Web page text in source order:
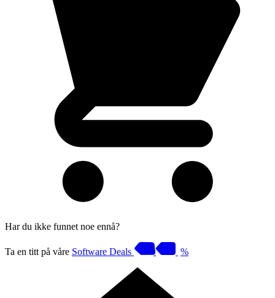
Har du ikke funnet noe ennå?
Ta en titt på våre Software Deals %